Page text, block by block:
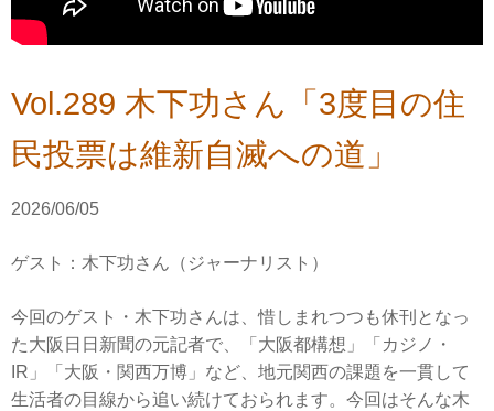
Vol.289 木下功さん「3度目の住
民投票は維新自滅への道」
2026/06/05
ゲスト：木下功さん（ジャーナリスト）
今回のゲスト・木下功さんは、惜しまれつつも休刊となっ
た大阪日日新聞の元記者で、「大阪都構想」「カジノ・
IR」「大阪・関西万博」など、地元関西の課題を一貫して
生活者の目線から追い続けておられます。今回はそんな木